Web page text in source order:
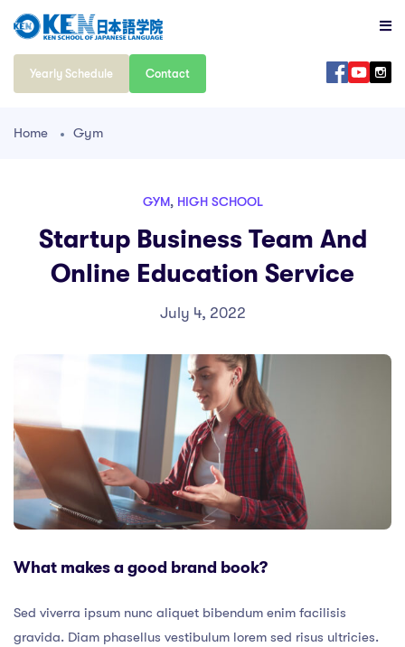
Yearly Schedule Contact
Home Gym
GYM, HIGH SCHOOL
Startup Business Team And
Online Education Service
July 4, 2022
What makes a good brand book?
Sed viverra ipsum nunc aliquet bibendum enim facilisis
gravida. Diam phasellus vestibulum lorem sed risus ultricies.